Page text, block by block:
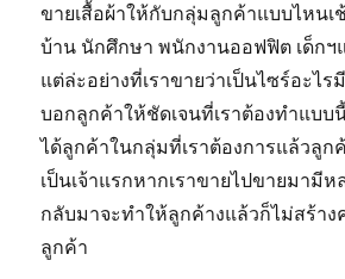
ขายเสื้อผ้าให้กับกลุ่มลูกค้าแบบไหน
บ้าน นักศึกษา พนักงานออฟฟิต เด็ก
แต่ล่ะอย่างที่เราขายว่าเป็นไซร์อะไร
บอกลูกค้าให้ชัดเจนที่เราต้องทำแบบนี้
ได้ลูกค้าในกลุ่มที่เราต้องการแล้วลูก
เป็นเจ้าแรกหากเราขายไปขายมามี
กลับมาจะทำให้ลูกค้างแล้วก็ไม่สร้า
ลูกค้า